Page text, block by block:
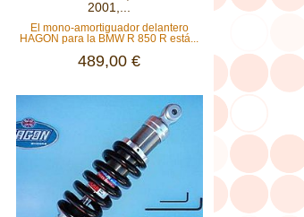
2001,...
El mono-amortiguador delantero
HAGON para la BMW R 850 R está...
489,00 €